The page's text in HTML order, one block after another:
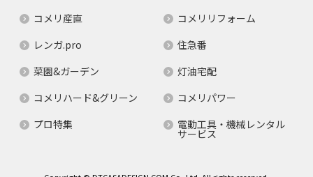
コメリ産直
コメリリフォーム
レンガ.pro
住急番
菜園&ガーデン
灯油宅配
コメリハード&グリーン
コメリパワー
プロ特集
電動工具・機械レンタル
サービス